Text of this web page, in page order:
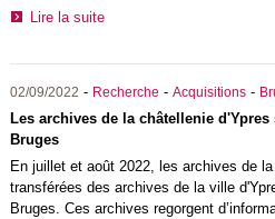
Lire la suite
02/09/2022 - Recherche - Acquisitions-
Les archives de la châtellenie
Bruges
En juillet et août 2022, les archives de
transférées des archives de la ville
Bruges. Ces archives regorgent